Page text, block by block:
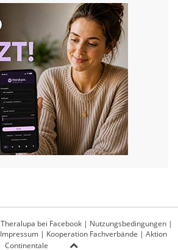
Theralupa bei Facebook | Nutzungsbedingungen |
Impressum| Kooperation Fachverbände | Aktion
Continentale